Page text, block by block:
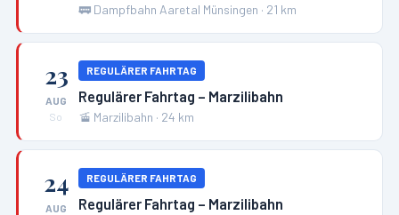
🚃 Dampfbahn Aaretal Münsingen · 21 km
23
AUG
So
REGULÄRER FAHRTAG
Regulärer Fahrtag – Marzilibahn
🚡 Marzilibahn · 24 km
24
AUG
REGULÄRER FAHRTAG
Regulärer Fahrtag – Marzilibahn